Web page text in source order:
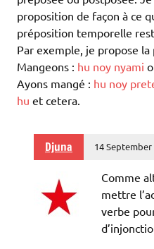
proposition de façon à ce
préposition temporelle
Par exemple, je propose la
Mangeons : hu noy nyami
Ayons mangé : hu noy
hu et cetera.
Djuna 14 September
Comme
mettre
verbe